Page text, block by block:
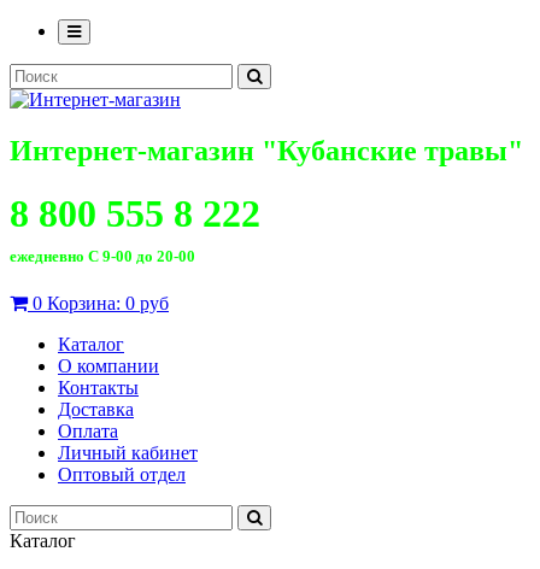
Интернет-магазин "Кубанские травы"
8 800 555 8 222
ежедневно С 9-00 до 20-00
0 Корзина: 0 руб
Каталог
О компании
Контакты
Доставка
Оплата
Личный кабинет
Оптовый отдел
Каталог